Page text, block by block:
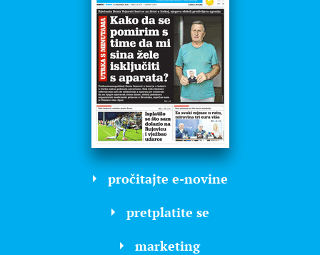
pročitajte e-novine
pretplatite se
marketing